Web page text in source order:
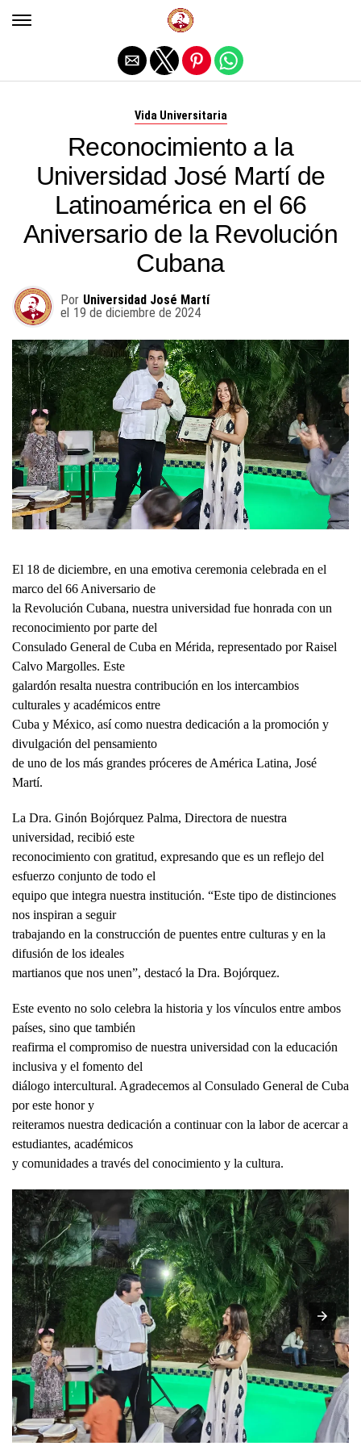
Vida Universitaria
Reconocimiento a la
Universidad José Martí de
Latinoamérica en el 66
Aniversario de la Revolución
Cubana
Por Universidad José Martí
el 19 de diciembre de 2024
El 18 de diciembre, en una emotiva ceremonia celebrada en el
marco del 66 Aniversario de
la Revolución Cubana, nuestra universidad fue honrada con un
reconocimiento por parte del
Consulado General de Cuba en Mérida, representado por Raisel
Calvo Margolles. Este
galardón resalta nuestra contribución en los intercambios
culturales y académicos entre
Cuba y México, así como nuestra dedicación a la promoción y
divulgación del pensamiento
de uno de los más grandes próceres de América Latina, José
Martí.
La Dra. Ginón Bojórquez Palma, Directora de nuestra
universidad, recibió este
reconocimiento con gratitud, expresando que es un reflejo del
esfuerzo conjunto de todo el
equipo que integra nuestra institución. “Este tipo de distinciones
nos inspiran a seguir
trabajando en la construcción de puentes entre culturas y en la
difusión de los ideales
martianos que nos unen”, destacó la Dra. Bojórquez.
Este evento no solo celebra la historia y los vínculos entre ambos
países, sino que también
reafirma el compromiso de nuestra universidad con la educación
inclusiva y el fomento del
diálogo intercultural. Agradecemos al Consulado General de Cuba
por este honor y
reiteramos nuestra dedicación a continuar con la labor de acercar a
estudiantes, académicos
y comunidades a través del conocimiento y la cultura.
Salir de la versión móvil